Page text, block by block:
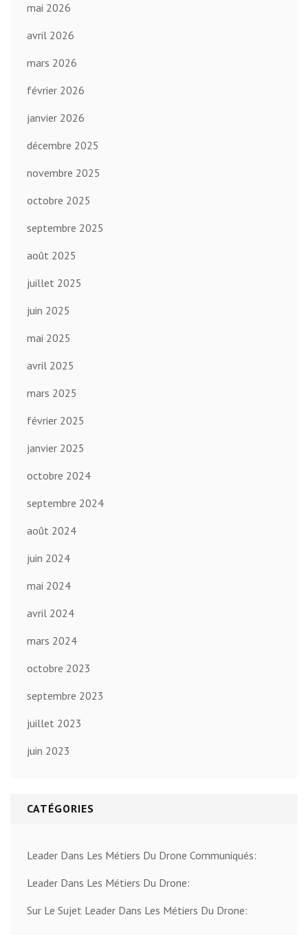
mai 2026
avril 2026
mars 2026
février 2026
janvier 2026
décembre 2025
novembre 2025
octobre 2025
septembre 2025
août 2025
juillet 2025
juin 2025
mai 2025
avril 2025
mars 2025
février 2025
janvier 2025
octobre 2024
septembre 2024
août 2024
juin 2024
mai 2024
avril 2024
mars 2024
octobre 2023
septembre 2023
juillet 2023
juin 2023
CATÉGORIES
Leader Dans Les Métiers Du Drone Communiqués:
Leader Dans Les Métiers Du Drone:
Sur Le Sujet Leader Dans Les Métiers Du Drone: